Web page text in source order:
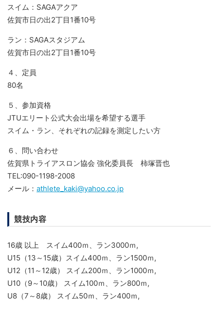
スイム：SAGAアクア
佐賀市日の出2丁目1番10号
ラン：SAGAスタジアム
佐賀市日の出2丁目1番10号
４、定員
80名
５、参加資格
JTUエリート公式大会出場を希望する選手
スイム・ラン、それぞれの記録を測定したい方
６、問い合わせ
佐賀県トライアスロン協会 強化委員長 柿塚晋也
TEL:090-1198-2008
メール： athlete_kaki@yahoo.co.jp
競技内容
16歳 以上 スイム400ｍ、ラン3000ｍ,
U15（13～15歳）スイム400ｍ、ラン1500ｍ,
U12（11～12歳） スイム200ｍ、ラン1000ｍ,
U10（9～10歳） スイム100ｍ、ラン800ｍ,
U8（7～8歳） スイム50ｍ、ラン400ｍ,